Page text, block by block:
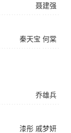
聂建强
秦天宝 何棠
乔雄兵
漆彤 戚梦妍